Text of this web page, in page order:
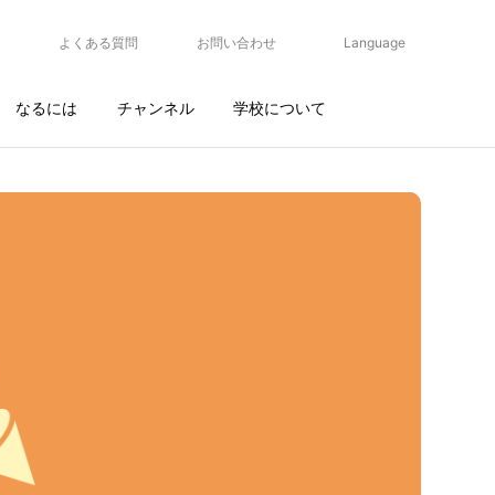
よくある質問 お問い合わせ Language
なるには チャンネル 学校について